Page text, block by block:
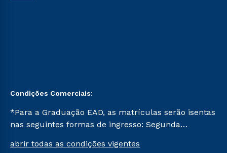
Condições Comerciais:
*Para a Graduação EAD, as matrículas serão isentas
nas seguintes formas de ingresso: Segunda
Já para as demais, a taxa de matrícula será de R$
abrir todas as condições vigentes